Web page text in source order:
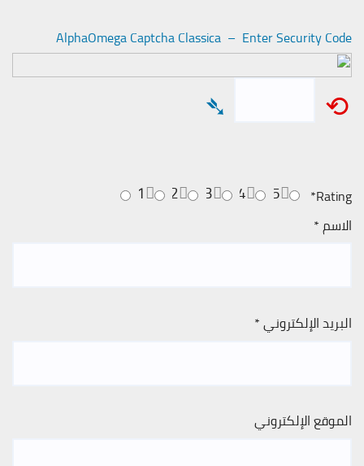
AlphaOmega Captcha Classica – Enter Security Code
⟲
➴
Rating
*
5
4
3
2
1
الاسم*
البريد الإلكتروني*
الموقع الإلكتروني